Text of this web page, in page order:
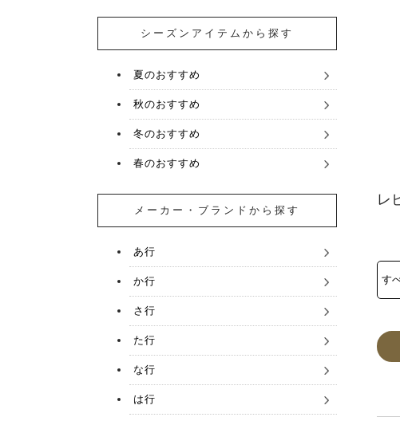
シーズンアイテムから探す
夏のおすすめ
秋のおすすめ
冬のおすすめ
春のおすすめ
メーカー・ブランドから探す
あ行
か行
さ行
た行
な行
は行